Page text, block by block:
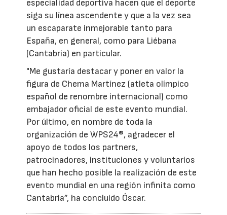
especialidad deportiva hacen que el deporte
siga su línea ascendente y que a la vez sea
un escaparate inmejorable tanto para
España, en general, como para Liébana
(Cantabria) en particular.
"Me gustaría destacar y poner en valor la
figura de Chema Martínez (atleta olímpico
español de renombre internacional) como
embajador oficial de este evento mundial.
Por último, en nombre de toda la
organización de WPS24®, agradecer el
apoyo de todos los partners,
patrocinadores, instituciones y voluntarios
que han hecho posible la realización de este
evento mundial en una región infinita como
Cantabria”, ha concluido Óscar.